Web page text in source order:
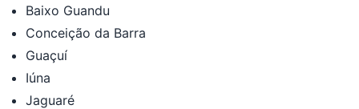
Baixo Guandu
Conceição da Barra
Guaçuí
Iúna
Jaguaré